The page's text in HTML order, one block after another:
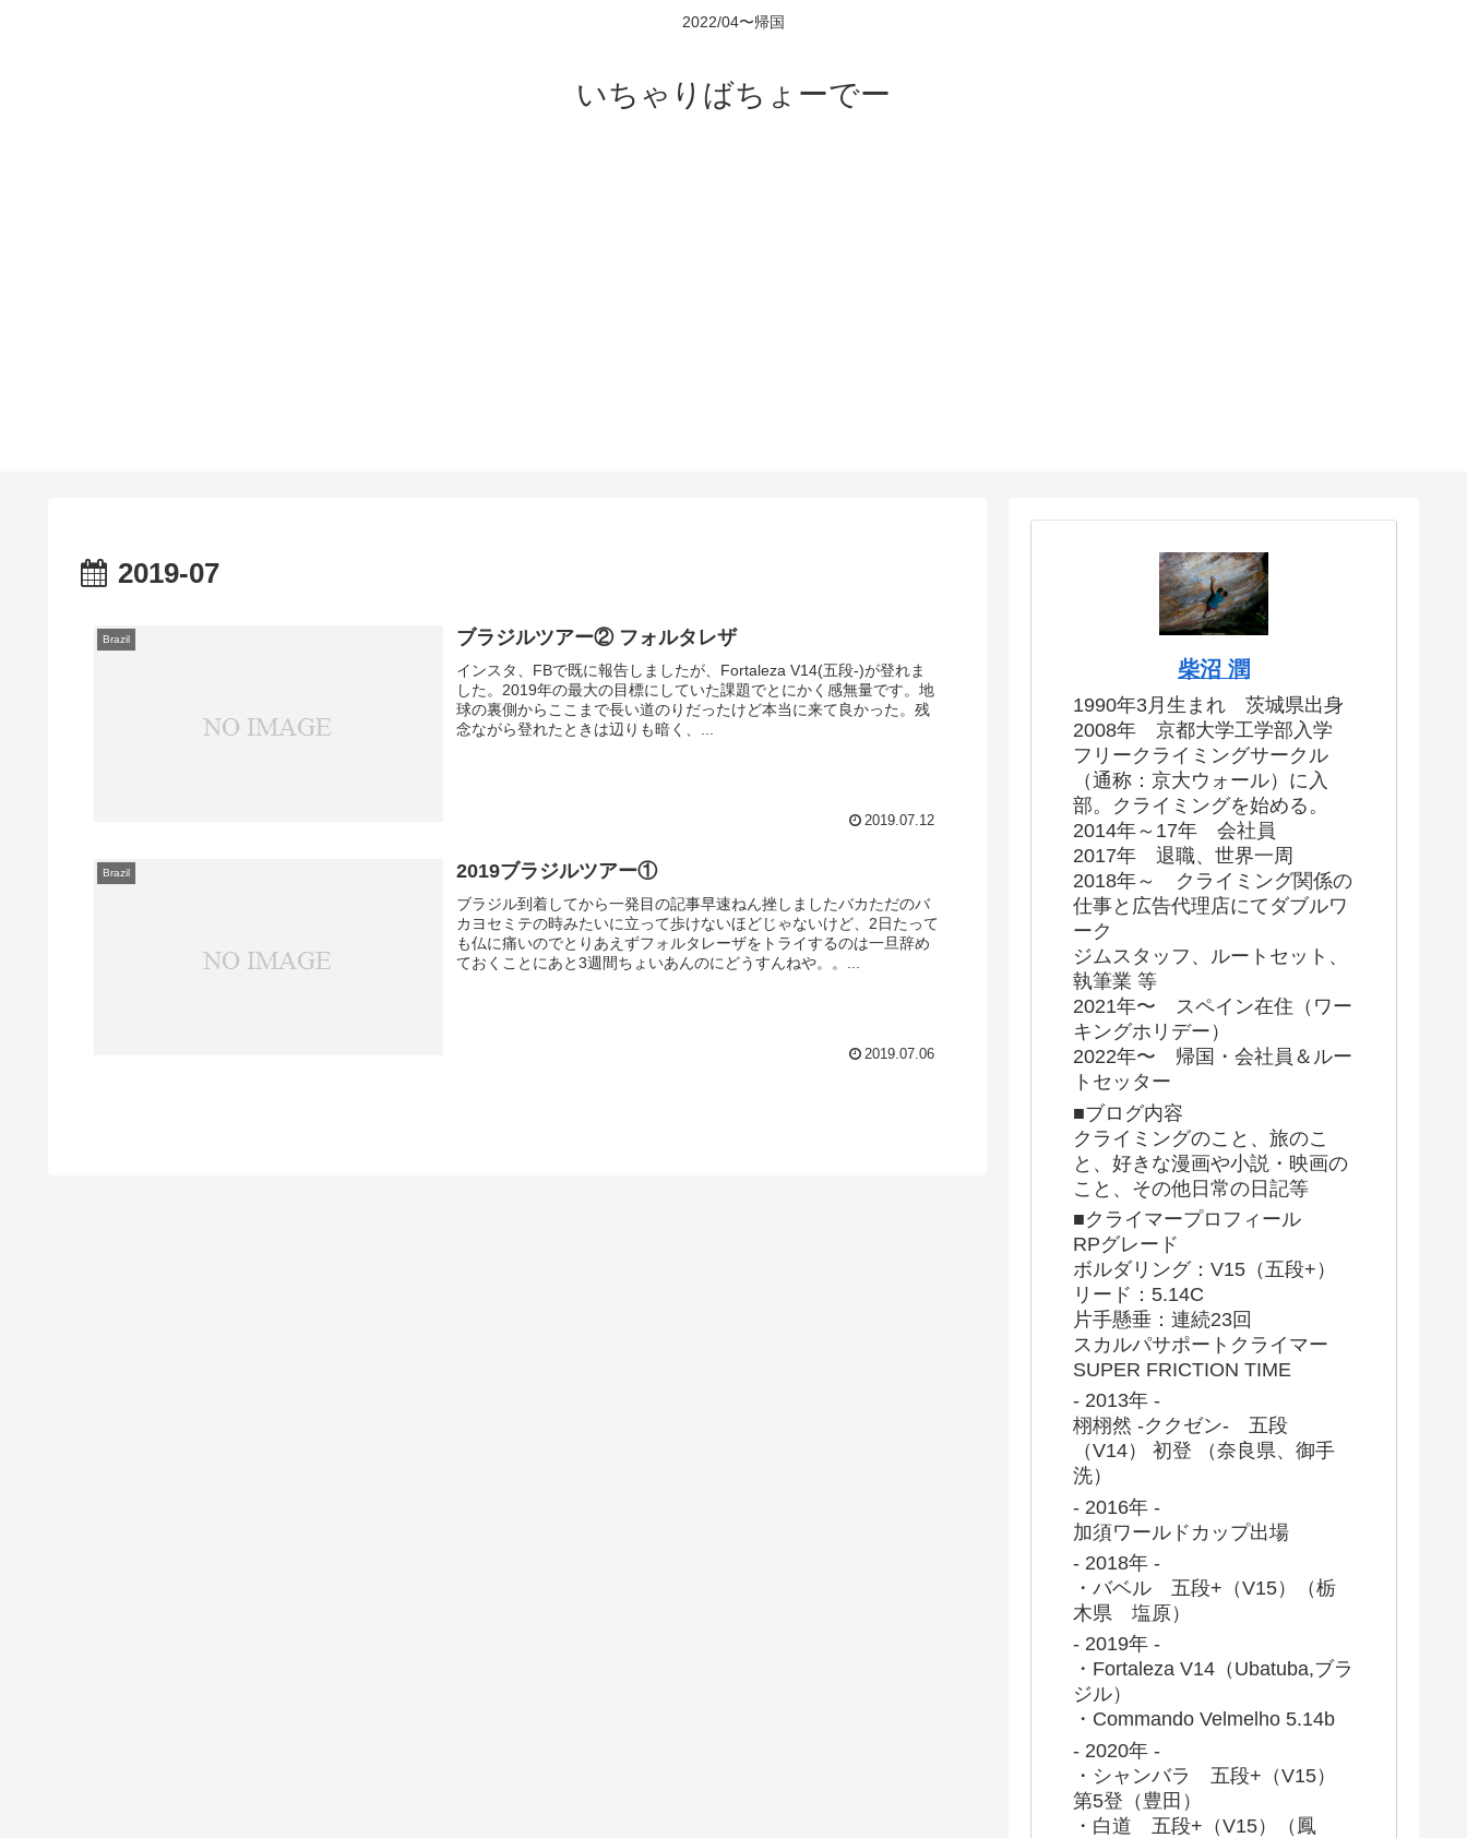
2022/04〜帰国
いちゃりばちょーでー
2019-07
Brazil ブラジルツアー② フォルタレザ
インスタ、FBで既に報告しましたが、Fortaleza V14(五段-)が登れま
した。2019年の最大の目標にしていた課題でとにかく感無量です。地
球の裏側からここまで長い道のりだったけど本当に来て良かった。残
念ながら登れたときは辺りも暗く、...
2019.07.12
Brazil 2019ブラジルツアー①
ブラジル到着してから一発目の記事早速ねん挫しましたバカただのバ
カヨセミテの時みたいに立って歩けないほどじゃないけど、2日たって
も仏に痛いのでとりあえずフォルタレーザをトライするのは一旦辞め
ておくことにあと3週間ちょいあんのにどうすんねや。。...
2019.07.06
柴沼 潤
1990年3月生まれ 茨城県出身
2008年 京都大学工学部入学
フリークライミングサークル
（通称：京大ウォール）に入
部。クライミングを始める。
2014年～17年 会社員
2017年 退職、世界一周
2018年～ クライミング関係の
仕事と広告代理店にてダブルワ
ーク
ジムスタッフ、ルートセット、
執筆業 等
2021年〜 スペイン在住（ワー
キングホリデー）
2022年〜 帰国・会社員＆ルー
トセッター
■ブログ内容
クライミングのこと、旅のこ
と、好きな漫画や小説・映画の
こと、その他日常の日記等
■クライマープロフィール
RPグレード
ボルダリング：V15（五段+）
リード：5.14C
片手懸垂：連続23回
スカルパサポートクライマー
SUPER FRICTION TIME
- 2013年 -
栩栩然 -ククゼン- 五段
（V14） 初登 （奈良県、御手
洗）
- 2016年 -
加須ワールドカップ出場
- 2018年 -
・バベル 五段+（V15）（栃
木県 塩原）
- 2019年 -
・Fortaleza V14（Ubatuba,ブラ
ジル）
・Commando Velmelho 5.14b
- 2020年 -
・シャンバラ 五段+（V15）
第5登（豊田）
・白道 五段+（V15）（鳳